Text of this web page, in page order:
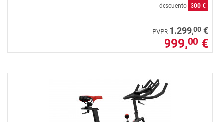
descuento 300 €
PVPR 1.299,00 €
999,00 €